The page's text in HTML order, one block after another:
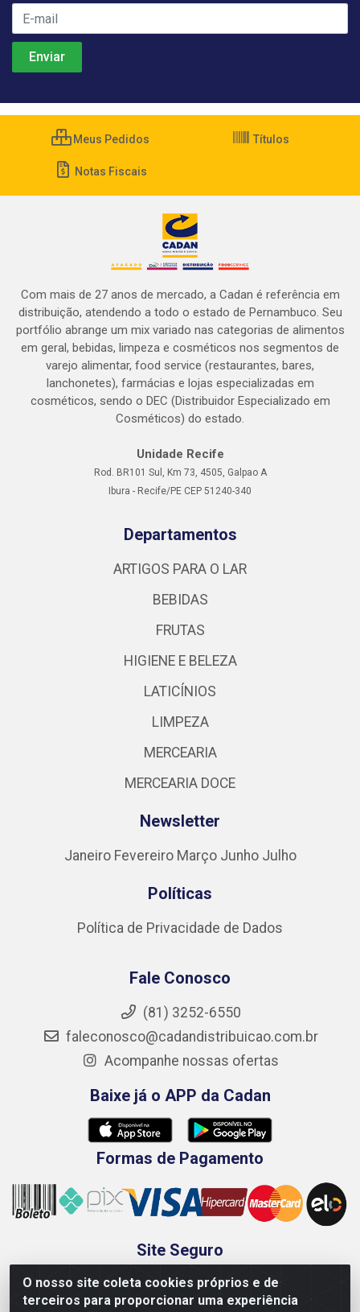
O nosso site coleta cookies próprios e de
terceiros para proporcionar uma experiência
Meus Pedidos Títulos
Notas Fiscais
Com mais de 27 anos de mercado, a Cadan é referência em
distribuição, atendendo a todo o estado de Pernambuco. Seu
portfólio abrange um mix variado nas categorias de alimentos
em geral, bebidas, limpeza e cosméticos nos segmentos de
varejo alimentar, food service (restaurantes, bares,
lanchonetes), farmácias e lojas especializadas em
cosméticos, sendo o DEC (Distribuidor Especializado em
Cosméticos) do estado.
Unidade Recife
Rod. BR101 Sul, Km 73, 4505, Galpao A
Ibura - Recife/PE CEP 51240-340
Departamentos
ARTIGOS PARA O LAR
BEBIDAS
FRUTAS
HIGIENE E BELEZA
LATICÍNIOS
LIMPEZA
MERCEARIA
MERCEARIA DOCE
Newsletter
Janeiro Fevereiro Março Junho Julho
Políticas
Política de Privacidade de Dados
Fale Conosco
(81) 3252-6550
faleconosco@cadandistribuicao.com.br
Acompanhe nossas ofertas
Baixe já o APP da Cadan
Formas de Pagamento
Site Seguro